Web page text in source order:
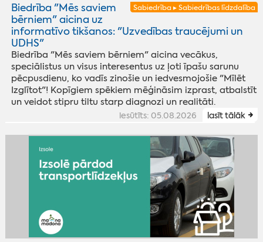
Sabiedrība ▸ Sabiedrības līdzdalība
Biedrība "Mēs saviem
bērniem" aicina uz
informatīvo tikšanos: "Uzvedības traucējumi un
UDHS"
Biedrība "Mēs saviem bērniem" aicina vecākus,
speciālistus un visus interesentus uz ļoti īpašu sarunu
pēcpusdienu, ko vadīs zinošie un iedvesmojošie "Mīlēt
Izglītot"! Kopīgiem spēkiem mēģināsim izprast, atbalstīt
un veidot stipru tiltu starp diagnozi un realitāti.
iesūtīts: 05.08.2026 lasīt tālāk